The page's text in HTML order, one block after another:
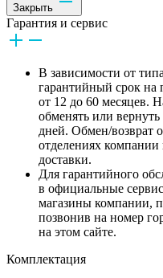
Закрыть
Гарантия и сервис
В зависимости от
гарантийный срок на
от 12 до 60 месяцев.
обменять или
дней. Обмен/возврат
отделениях
доставки.
Для гарантийного
в официальные
магазины компании,
позвонив на номер
на этом сайте.
Комплектация